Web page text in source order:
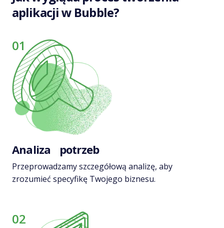
aplikacji w Bubble?
Analiza potrzeb
Przeprowadzamy szczegółową analizę, aby
zrozumieć specyfikę Twojego biznesu.
01
02